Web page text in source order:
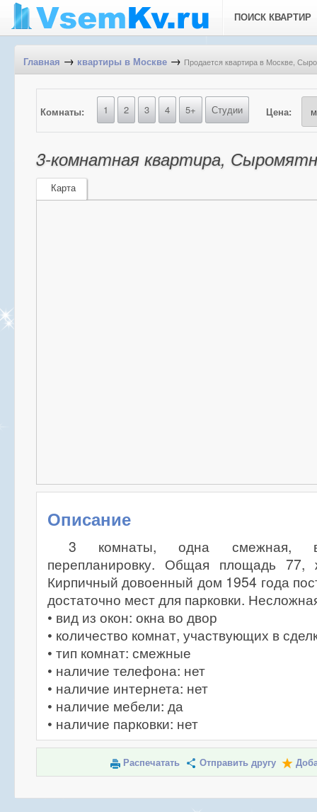
ПОИСК КВАРТИР
Главная → квартиры в Москве → Продается квартира в Москве,
Комнаты: 1 2 3 4 5+ Студии Цена:
3-комнатная квартира,
Карта
Описание
3 комнаты, одна смежная,
перепланировку. Общая площадь
Кирпичный довоенный дом 1954 года
достаточно мест для парковки.
• вид из окон: окна во двор
• количество комнат, участвующих в
• тип комнат: смежные
• наличие телефона: нет
• наличие интернета: нет
• наличие мебели: да
• наличие парковки: нет
Распечатать Отправить другу